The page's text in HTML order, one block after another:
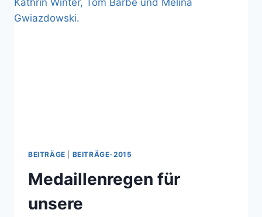
BEITRÄGE BEITRÄGE-2015
Medaillenregen für
unsere